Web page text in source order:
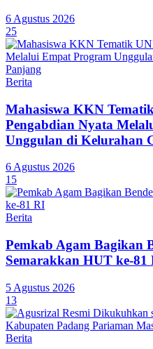
6 Agustus 2026
25
Berita
Mahasiswa KKN
Pengabdian Nyata
Unggulan di Kelurahan
6 Agustus 2026
15
Berita
Pemkab Agam Bagikan
Semarakkan HUT ke-81
5 Agustus 2026
13
Berita